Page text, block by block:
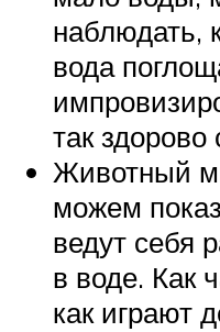
наблюдать,
вода
так здорово
Животный
можем
ведут себя
в воде. Как
как играют